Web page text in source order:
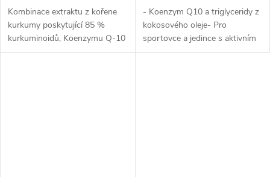
Kombinace extraktu z kořene
kurkumy poskytující 85 %
kurkuminoidů, Koenzymu Q-10
a MCT triglyceridů z
- Koenzym Q10 a triglyceridy z
kokosového oleje- Pro
sportovce a jedince s aktivním
životním stylem